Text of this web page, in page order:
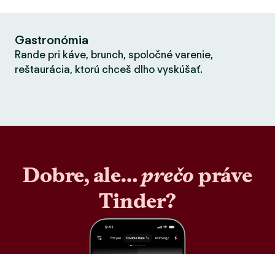
Gastronómia
Rande pri káve, brunch, spoločné varenie,
reštaurácia, ktorú chceš dlho vyskúšať.
Dobre, ale…prečopráve
Tinder?